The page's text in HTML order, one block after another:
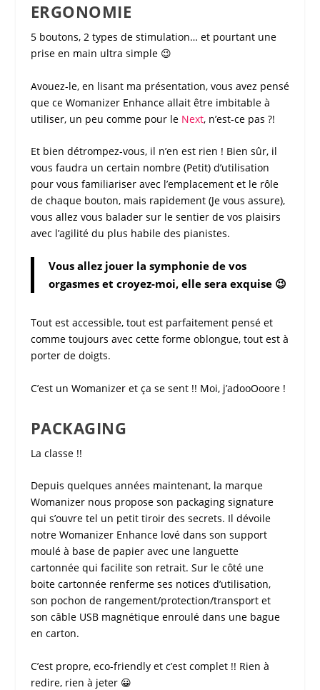
ERGONOMIE
5 boutons, 2 types de stimulation… et pourtant une
prise en main ultra simple 😉
Avouez-le, en lisant ma présentation, vous avez pensé
que ce Womanizer Enhanceallait être imbitable à
utiliser, un peu comme pour le Next, n’est-ce pas ?!
Et bien détrompez-vous, il n’en est rien ! Bien sûr, il
vous faudra un certain nombre (Petit) d’utilisation
pour vous familiariser avec l’emplacement et le rôle
de chaque bouton, mais rapidement (Je vous assure),
vous allez vous balader sur le sentier de vos plaisirs
avec l’agilité du plus habile des pianistes.
Vous allez jouer la symphonie de vos
orgasmes et croyez-moi, elle sera exquise 😉
Tout est accessible, tout est parfaitement pensé et
comme toujours avec cette forme oblongue, tout est à
porter de doigts.
C’est un Womanizer et ça se sent !! Moi, j’adooOoore !
PACKAGING
La classe !!
Depuis quelques années maintenant, la marque
Womanizernous propose son packaging signature
qui s’ouvre tel un petit tiroir des secrets. Il dévoile
notre Womanizer Enhancelové dans son support
moulé à base de papier avec une languette
cartonnée qui facilite son retrait. Sur le côté une
boite cartonnée renferme ses notices d’utilisation,
son pochon de rangement/protection/transport et
son câble USB magnétique enroulé dans une bague
en carton.
C’est propre, eco-friendly et c’est complet !! Rien à
redire, rien à jeter 😀